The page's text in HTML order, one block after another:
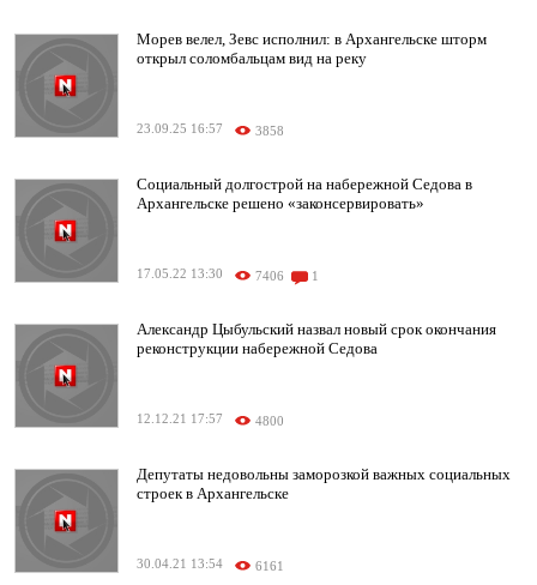
Морев велел, Зевс исполнил: в Архангельске шторм
открыл соломбальцам вид на реку
23.09.25 16:57 3858
Социальный долгострой на набережной Седова в
Архангельске решено «законсервировать»
17.05.22 13:30 7406 1
Александр Цыбульский назвал новый срок окончания
реконструкции набережной Седова
12.12.21 17:57 4800
Депутаты недовольны заморозкой важных социальных
строек в Архангельске
30.04.21 13:54 6161